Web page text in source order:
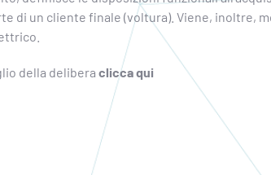
di un cliente finale (voltura). Viene, inoltre,
della delibera clicca qui